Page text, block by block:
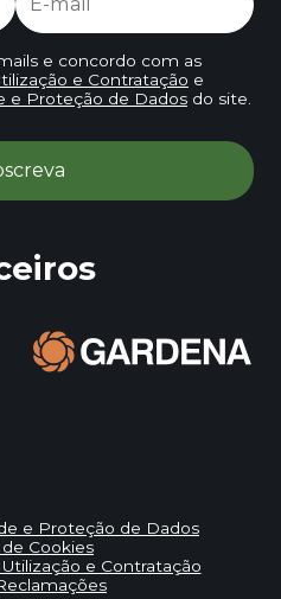
e concordo com as
e Contratação e
e Proteção de Dadosdo site.
e Proteção de Dados
Cookies
e Contratação